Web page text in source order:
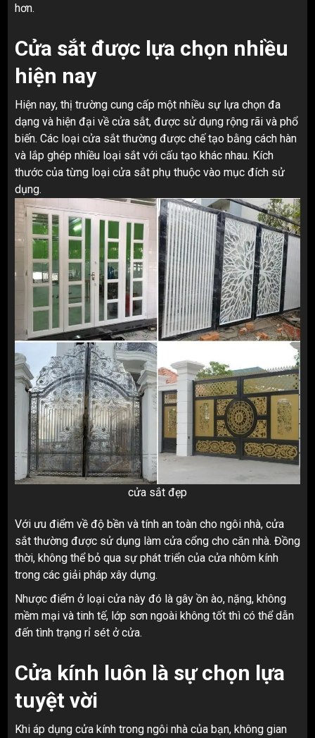
hơn.
Cửa sắt được lựa chọn nhiều
hiện nay
Hiện nay, thị trường cung cấp một nhiều sự lựa chọn đa
dạng và hiện đại về cửa sắt, được sử dụng rộng rãi và phổ
biến. Các loại cửa sắt thường được chế tạo bằng cách hàn
và lắp ghép nhiều loại sắt với cấu tạo khác nhau. Kích
thước của từng loại cửa sắt phụ thuộc vào mục đích sử
dụng.
cửa sắt đẹp
Với ưu điểm về độ bền và tính an toàn cho ngôi nhà, cửa
sắt thường được sử dụng làm cửa cổng cho căn nhà. Đồng
thời, không thể bỏ qua sự phát triển của cửa nhôm kính
trong các giải pháp xây dựng.
Nhược điểm ở loại cửa này đó là gây ồn ào, nặng, không
mềm mại và tinh tế, lớp sơn ngoài không tốt thì có thể dẫn
đến tình trạng rỉ sét ở cửa.
Cửa kính luôn là sự chọn lựa
tuyệt vời
Khi áp dụng cửa kính trong ngôi nhà của bạn, không gian